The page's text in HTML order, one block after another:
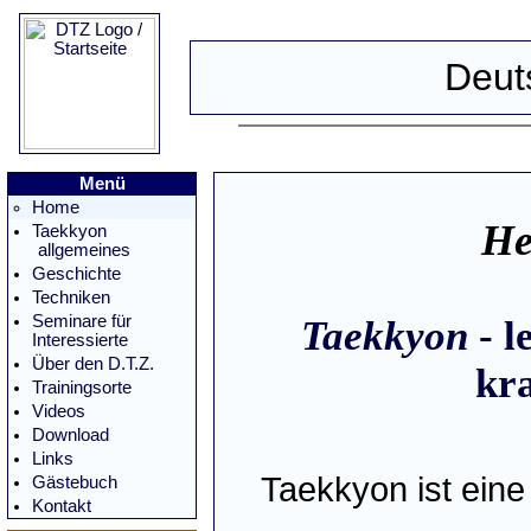
Menü
Home
Taekkyon
allgemeines
Geschichte
Techniken
Seminare für
Interessierte
Über den D.T.Z.
Trainingsorte
Videos
Download
Links
Gästebuch
Kontakt
Taekkyon -
Taekkyon ist